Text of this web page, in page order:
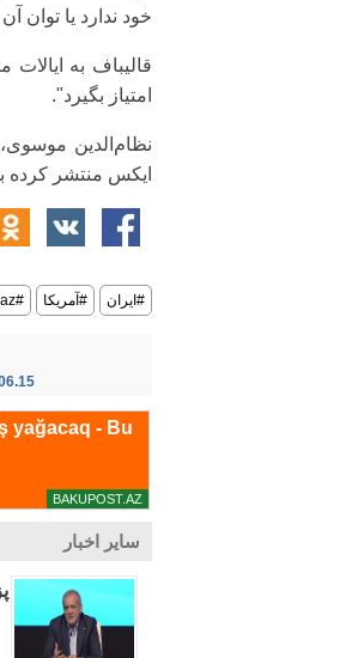
خود ندارد یا توان
قالیباف به
امتیاز بگیرد".
نظام‌الدین
ایکس منتشر کرده
#ایران #آمریکا #fa.axar.az
/ 00:55
سایر اخبار